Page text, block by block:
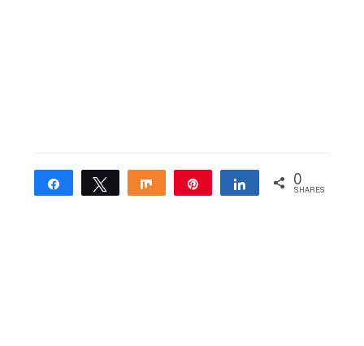
Share Tweet Share Share 0
SHARES